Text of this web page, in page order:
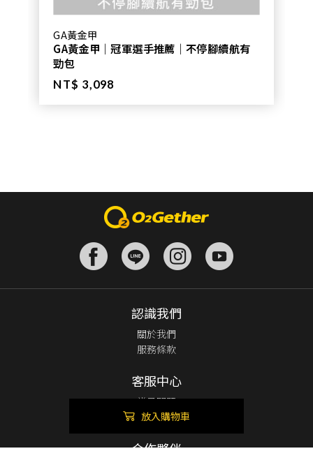
GA黃金甲
GA黃金甲｜冠軍選手推薦｜不停腳續航有
勁包
NT$ 3,098
放入購物車
認識我們
關於我們
服務條款
客服中心
常見問題
聯絡我們